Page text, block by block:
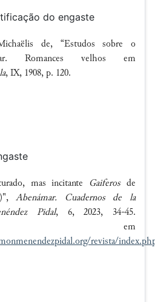
do engaste
de, “Estudos sobre o
Romances velhos em
, IX, 1908, p. 120.
mas incitante Gaiferosde
Abenámar. Cuadernos de la
Pidal, 6, 2023, 34-45.
em
revista/